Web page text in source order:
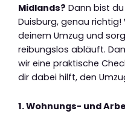
Midlands? Dann bist
Duisburg, genau
deinem Umzug und
reibungslos abläuft.
wir eine praktische
dir dabei hilft, den
1. Wohnungs- und